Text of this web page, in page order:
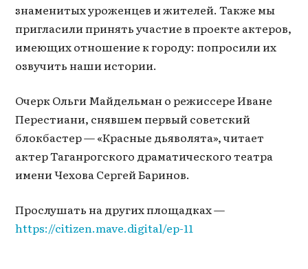
знаменитых уроженцев и жителей. Также мы
пригласили принять участие в проекте актеров,
имеющих отношение к городу: попросили их
озвучить наши истории.
Очерк Ольги Майдельман о режиссере Иване
Перестиани, снявшем первый советский
блокбастер — «Красные дьяволята», читает
актер Таганрогского драматического театра
имени Чехова Сергей Баринов.
Прослушать на других площадках —
https://citizen.mave.digital/ep-11